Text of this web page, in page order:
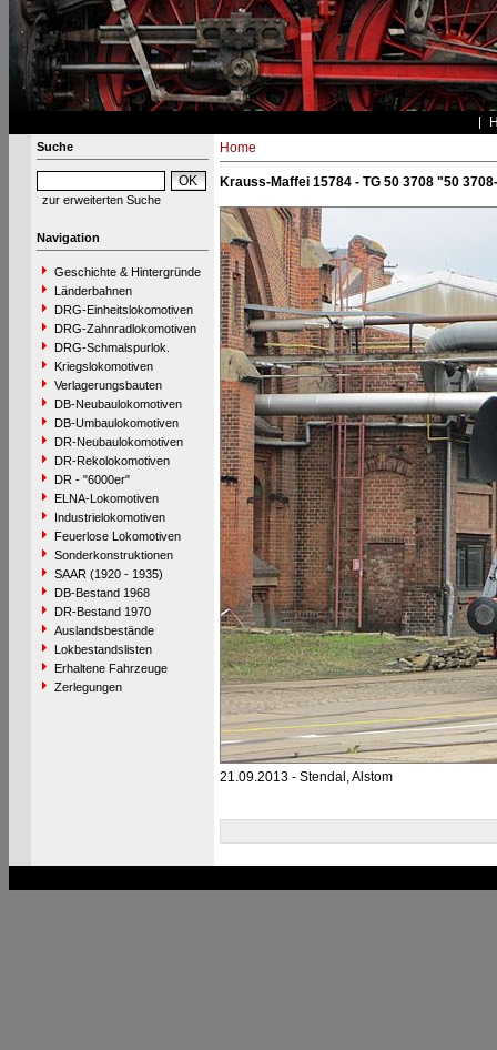
Suche
zur erweiterten Suche
Navigation
Geschichte & Hintergründe
Länderbahnen
DRG-Einheitslokomotiven
DRG-Zahnradlokomotiven
DRG-Schmalspurlok.
Kriegslokomotiven
Verlagerungsbauten
DB-Neubaulokomotiven
DB-Umbaulokomotiven
DR-Neubaulokomotiven
DR-Rekolokomotiven
DR - "6000er"
ELNA-Lokomotiven
Industrielokomotiven
Feuerlose Lokomotiven
Sonderkonstruktionen
SAAR (1920 - 1935)
DB-Bestand 1968
DR-Bestand 1970
Auslandsbestände
Lokbestandslisten
Erhaltene Fahrzeuge
Zerlegungen
Home
Krauss-Maffei 15784 - TG 50 3708 "50
21.09.2013 - Stendal, Alstom